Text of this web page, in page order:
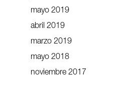
mayo 2019
abril 2019
marzo 2019
mayo 2018
noviembre 2017